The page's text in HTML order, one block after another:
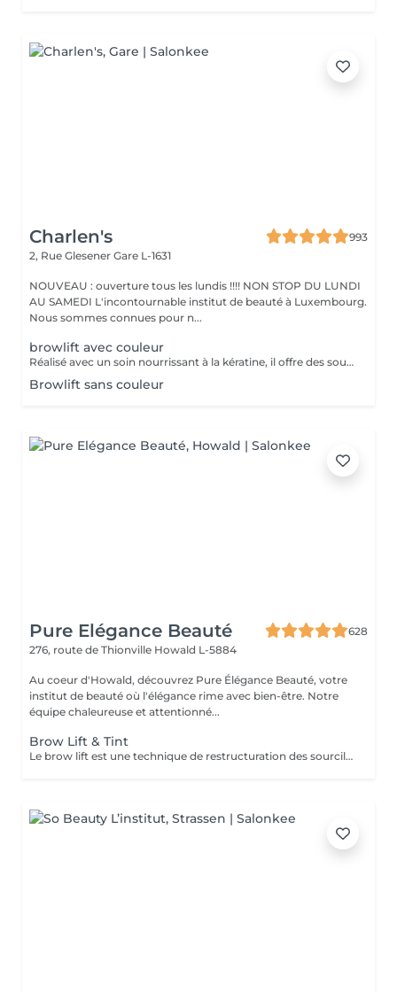
Charlen's
993
2, Rue Glesener Gare L-1631
NOUVEAU : ouverture tous les lundis !!!! NON STOP DU LUNDI
AU SAMEDI L'incontournable institut de beauté à Luxembourg.
Nous sommes connues pour n...
browlift avec couleur
Réalisé avec un soin nourrissant à la kératine, il offre des sourcils naturels et harmonieux jusqu'à 6 à 8 semaines
Browlift sans couleur
Pure Elégance Beauté
628
276, route de Thionville Howald L-5884
Au coeur d'Howald, découvrez Pure Élégance Beauté, votre
institut de beauté où l'élégance rime avec bien-être. Notre
équipe chaleureuse et attentionné...
Brow Lift & Tint
Le brow lift est une technique de restructuration des sourcils qui vise à rehausser les poils. Elle se fait à l'aide d'une brosse et de plusieurs soins. La combinaison de leurs actions permet d'obtenir des sourcils épais et marqués. Permet de restructurer, densifier et discipliner les sourcils clairsemés et rebelles, mais relève aussi les yeux ainsi que les paupières tombantes. BO'Repair masque Vitaminé.